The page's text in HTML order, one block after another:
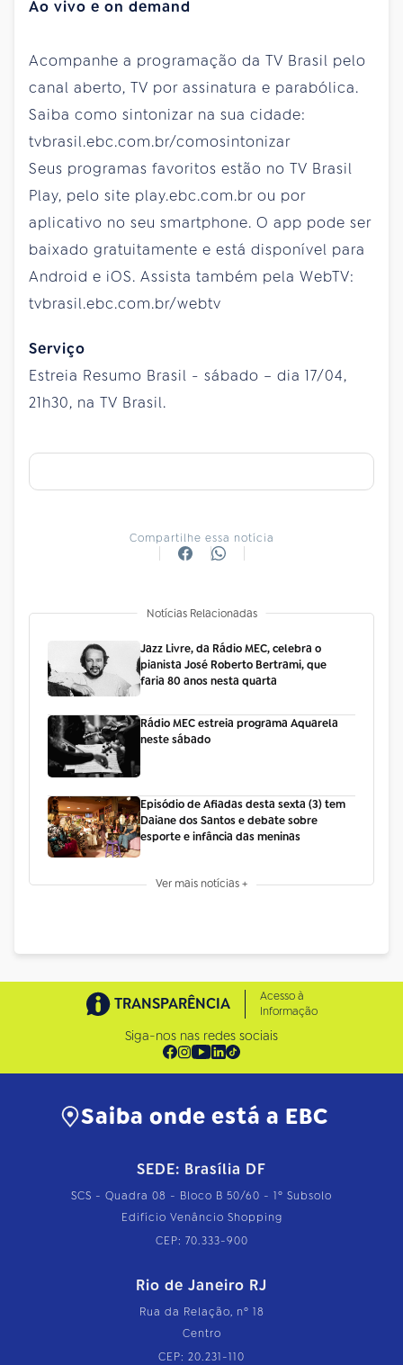
Ao vivo e on demand
Acompanhe a programação da TV Brasil pelo
canal aberto, TV por assinatura e parabólica.
Saiba como sintonizar na sua cidade:
tvbrasil.ebc.com.br/comosintonizar
Seus programas favoritos estão no TV Brasil
Play, pelo site play.ebc.com.br ou por
aplicativo no seu smartphone. O app pode ser
baixado gratuitamente e está disponível para
Android e iOS. Assista também pela WebTV:
tvbrasil.ebc.com.br/webtv
Serviço
Estreia Resumo Brasil - sábado – dia 17/04,
21h30, na TV Brasil.
Compartilhe essa notícia
Notícias Relacionadas
Jazz Livre, da Rádio MEC, celebra o
pianista José Roberto Bertrami, que
faria 80 anos nesta quarta
Rádio MEC estreia programa Aquarela
neste sábado
Episódio de Afiadas desta sexta (3) tem
Daiane dos Santos e debate sobre
esporte e infância das meninas
Ver mais notícias +
TRANSPARÊNCIA
Acesso à
Informação
Siga-nos nas redes sociais
Saiba onde está a EBC
SEDE: Brasília DF
SCS - Quadra 08 - Bloco B 50/60 - 1º Subsolo
Edifício Venâncio Shopping
CEP: 70.333-900
Rio de Janeiro RJ
Rua da Relação, nº 18
Centro
CEP: 20.231-110